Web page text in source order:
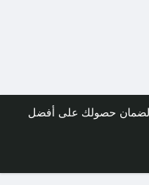
لضمان حصولك على أفضل